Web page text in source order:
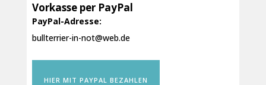
Vorkasse per PayPal
PayPal-Adresse:
bullterrier-in-not@web.de
HIER MIT PAYPAL BEZAHLEN